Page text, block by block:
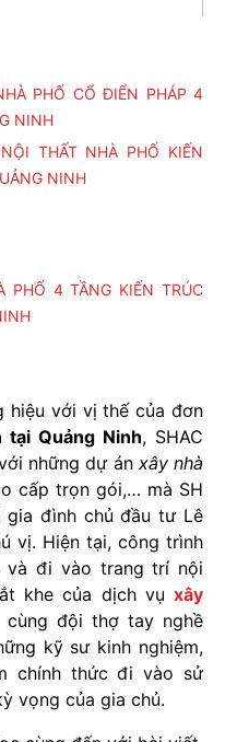
PHỐ CỔ ĐIỂN PHÁP 4
NINH
THẤT NHÀ PHỐ KIẾN
NINH
PHỐ 4 TẦNG KIẾN TRÚC
hiệu với vị thế của đơn
Quảng Ninh, SHAC
những dự án xây nhà
cấp trọn gói,… mà SH
gia đình chủ đầu tư Lê
vị. Hiện tại, công trình
và đi vào trang trí nội
khe của dịch vụ xây
cùng đội thợ tay nghề
kỹ sư kinh nghiệm,
chính thức đi vào sử
vọng của gia chủ.